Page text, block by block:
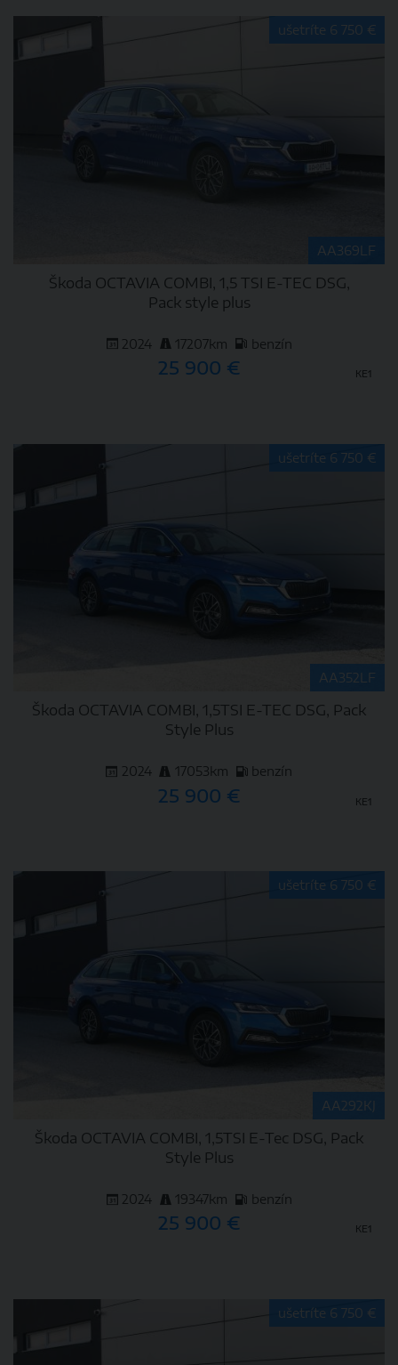
AA369LF
ušetríte 6 750 €
Škoda OCTAVIA COMBI, 1,5 TSI E-TEC DSG,
Pack style plus
2024 17207km benzín
25 900 € KE1
AA352LF
ušetríte 6 750 €
Škoda OCTAVIA COMBI, 1,5TSI E-TEC DSG, Pack
Style Plus
2024 17053km benzín
25 900 € KE1
AA292KJ
ušetríte 6 750 €
Škoda OCTAVIA COMBI, 1,5TSI E-Tec DSG, Pack
Style Plus
2024 19347km benzín
25 900 € KE1
ušetríte 6 750 €